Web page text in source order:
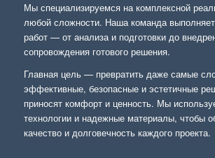
Мы специализируемся на комплексной
любой сложности. Наша команда
работ — от анализа и подготовки до
сопровождения готового решения.
Главная цель — превратить даже самые
эффективные, безопасные и эстетичные
приносят комфорт и ценность. Мы
технологии и надежные материалы, чтобы
качество и долговечность каждого проекта.